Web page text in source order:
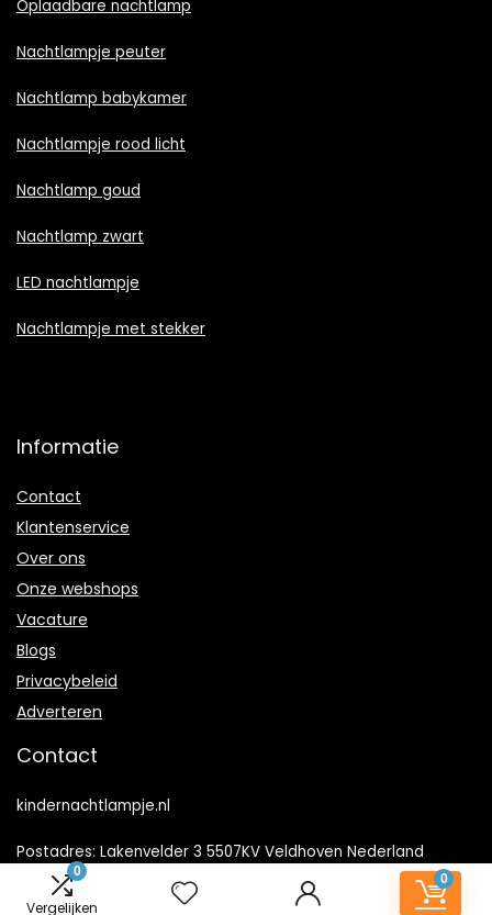
0
Vergelijken
0
Oplaadbare nachtlamp
Nachtlampje peuter
Nachtlamp babykamer
Nachtlampje rood licht
Nachtlamp goud
Nachtlamp zwart
LED nachtlampje
Nachtlampje met stekker
Informatie
Contact
Klantenservice
Over ons
Onze webshops
Vacature
Blogs
Privacybeleid
Adverteren
Contact
kindernachtlampje.nl
Postadres: Lakenvelder 3 5507KV Veldhoven Nederland
KVK: 88360687